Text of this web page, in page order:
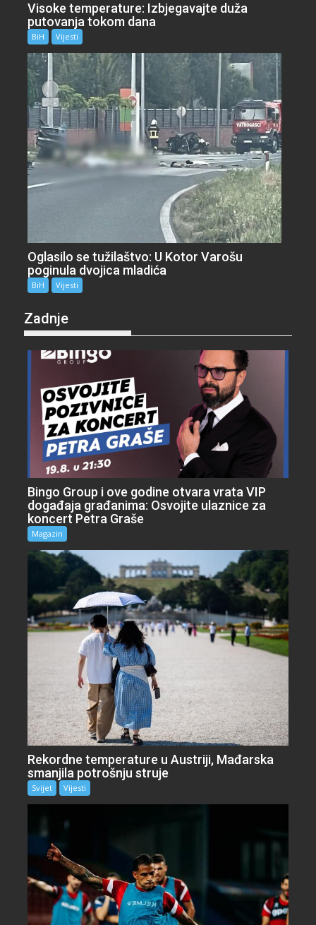
Visoke temperature: Izbjegavajte duža
putovanja tokom dana
BiH Vijesti
Oglasilo se tužilaštvo: U Kotor Varošu
poginula dvojica mladića
BiH Vijesti
Zadnje
Bingo Group i ove godine otvara vrata VIP
događaja građanima: Osvojite ulaznice za
koncert Petra Graše
Magazin
Rekordne temperature u Austriji, Mađarska
smanjila potrošnju struje
Svijet Vijesti